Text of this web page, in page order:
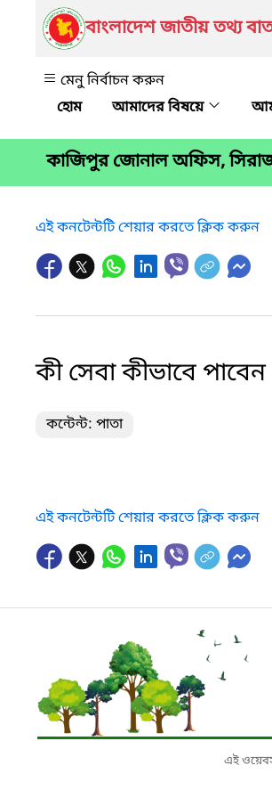
বাংলাদেশ জাতীয় তথ্য
মেনু নির্বাচন করুন
আমাদের বিষয়ে
কাজিপুর জোনাল অফিস,
এই কনটেন্টটি শেয়ার করতে ক্লিক করুন
কী সেবা কীভাবে পাবেন
কন্টেন্ট: পাতা
এই কনটেন্টটি শেয়ার করতে ক্লিক করুন
এই